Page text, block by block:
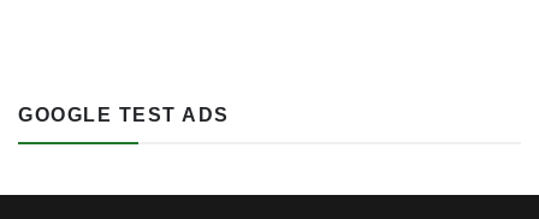
GOOGLE TEST ADS